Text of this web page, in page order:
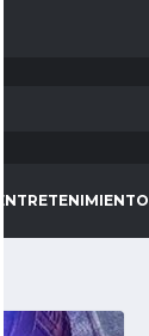
ENTRETENIMIENTO